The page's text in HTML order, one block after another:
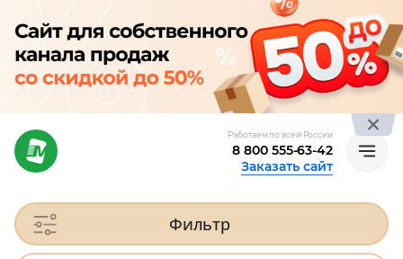
Работаем по всей России
8 800 555-63-42
Заказать сайт
Фильтр